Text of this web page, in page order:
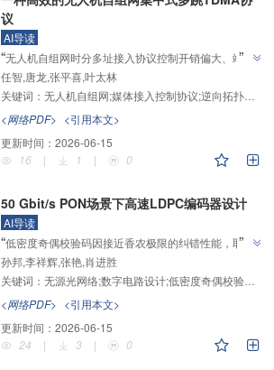
议
AI导读
“无人机自组网时分多址接入协议控制开销偏大、端到
端时延偏长和时隙利用率偏低等问题，介绍了其在无人
机集群通信领域的研究进展，研究团队建立了逆向拓扑
排序的时空资源映射机制，为解决树形拓扑网络场景下
的高效通信问题提供解决方案。
”
任智,唐龙,张平喜,叶太林
关键词： 无人机自组网;媒体接入控制协议;逆向拓扑排序;时隙融合
<网络PDF> <引用本文>
更新时间： 2026-06-15
16
| 1 | 0
50 Gbit/s PON场景下高速LDPC编码器设计
AI导读
“低密度奇偶校验码因接近香农极限的纠错性能，取代
里德-所罗门码成为50 Gbit/s无源光网络场景下新的前
向纠错码，但是其本身编码以及协议中译码矩阵的高复
杂性使其难以在硬件上实现，介绍了其在高速光通信领
域的研究进展，研究团队改进了RU编码算法并设计了
3段式流水线高速编码架构，为解决50 Gbit/s PON场景
”
孙邦,李祥辉,张艳,肖进胜
关键词： 无源光网络;数字电路设计;低密度奇偶校验码;高速编码器
<网络PDF> <引用本文>
更新时间： 2026-06-15
24
| 3 | 0